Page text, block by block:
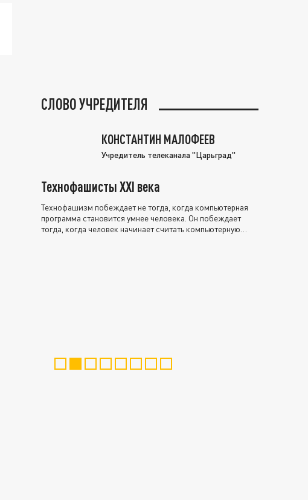
СЛОВО УЧРЕДИТЕЛЯ
КОНСТАНТИН МАЛОФЕЕВ
Учредитель телеканала "Царьград"
Технофашисты XXI века
Технофашизм побеждает не тогда, когда компьютерная
программа становится умнее человека. Он побеждает
тогда, когда человек начинает считать компьютерную